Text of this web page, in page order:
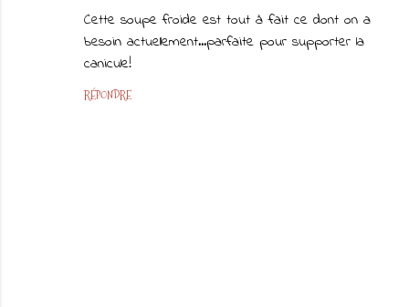
Cette soupe froide est tout à fait ce dont on a
besoin actuellement...parfaite pour supporter la
canicule!
RÉPONDRE